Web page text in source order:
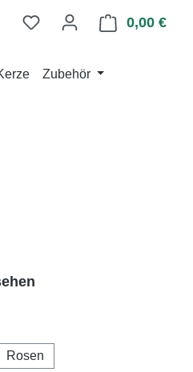
0,00 €
Zubehör
Rosen